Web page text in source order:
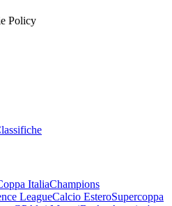
Policy
ItaliaChampions
LeagueCalcio EsteroSupercoppa